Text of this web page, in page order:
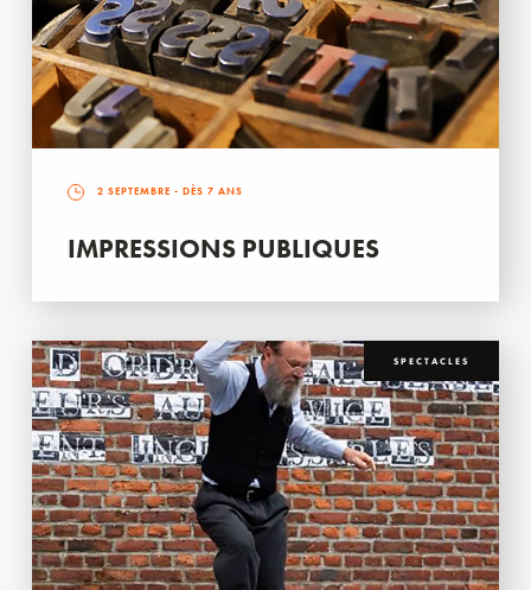
2 SEPTEMBRE - DÈS 7 ANS
IMPRESSIONS PUBLIQUES
SPECTACLES